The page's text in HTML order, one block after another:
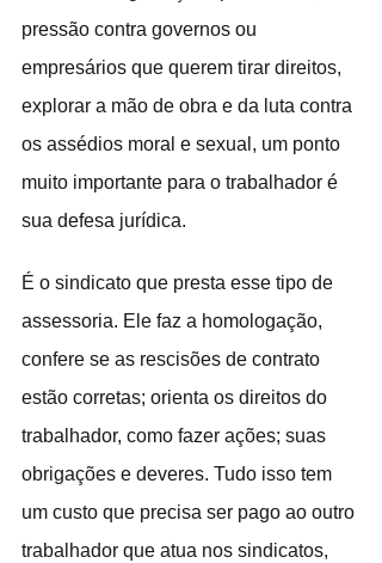
pressão contra governos ou
empresários que querem tirar direitos,
explorar a mão de obra e da luta contra
os assédios moral e sexual, um ponto
muito importante para o trabalhador é
sua defesa jurídica.
É o sindicato que presta esse tipo de
assessoria. Ele faz a homologação,
confere se as rescisões de contrato
estão corretas; orienta os direitos do
trabalhador, como fazer ações; suas
obrigações e deveres. Tudo isso tem
um custo que precisa ser pago ao outro
trabalhador que atua nos sindicatos,